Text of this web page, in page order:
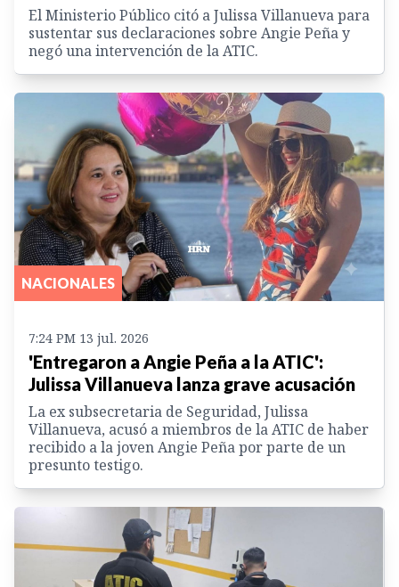
El Ministerio Público citó a Julissa Villanueva para
sustentar sus declaraciones sobre Angie Peña y
negó una intervención de la ATIC.
NACIONALES
7:24 PM 13 jul. 2026
'Entregaron a Angie Peña a la ATIC':
Julissa Villanueva lanza grave acusación
La ex subsecretaria de Seguridad, Julissa
Villanueva, acusó a miembros de la ATIC de haber
recibido a la joven Angie Peña por parte de un
presunto testigo.